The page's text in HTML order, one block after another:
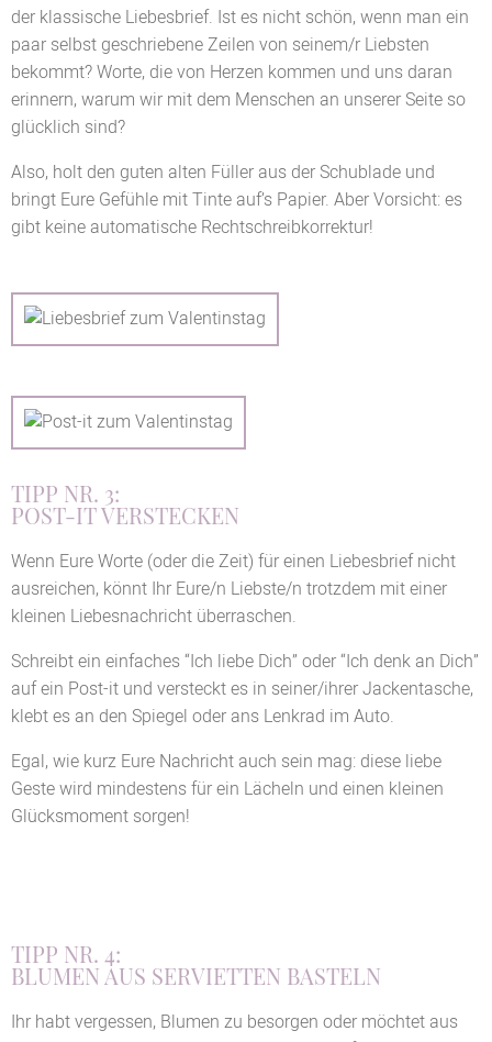
der klassische Liebesbrief. Ist es nicht schön, wenn man ein
paar selbst geschriebene Zeilen von seinem/r Liebsten
bekommt? Worte, die von Herzen kommen und uns daran
erinnern, warum wir mit dem Menschen an unserer Seite so
glücklich sind?
Also, holt den guten alten Füller aus der Schublade und
bringt Eure Gefühle mit Tinte auf’s Papier. Aber Vorsicht: es
gibt keine automatische Rechtschreibkorrektur!
TIPP NR. 3:
POST-IT VERSTECKEN
Wenn Eure Worte (oder die Zeit) für einen Liebesbrief nicht
ausreichen, könnt Ihr Eure/n Liebste/n trotzdem mit einer
kleinen Liebesnachricht überraschen.
Schreibt ein einfaches “Ich liebe Dich” oder “Ich denk an Dich”
auf ein Post-it und versteckt es in seiner/ihrer Jackentasche,
klebt es an den Spiegel oder ans Lenkrad im Auto.
Egal, wie kurz Eure Nachricht auch sein mag: diese liebe
Geste wird mindestens für ein Lächeln und einen kleinen
Glücksmoment sorgen!
TIPP NR. 4:
BLUMEN AUS SERVIETTEN BASTELN
Ihr habt vergessen, Blumen zu besorgen oder möchtet aus